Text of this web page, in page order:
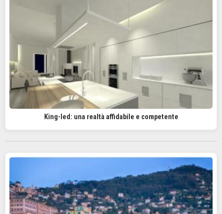
King-led: una realtà affidabile e competente